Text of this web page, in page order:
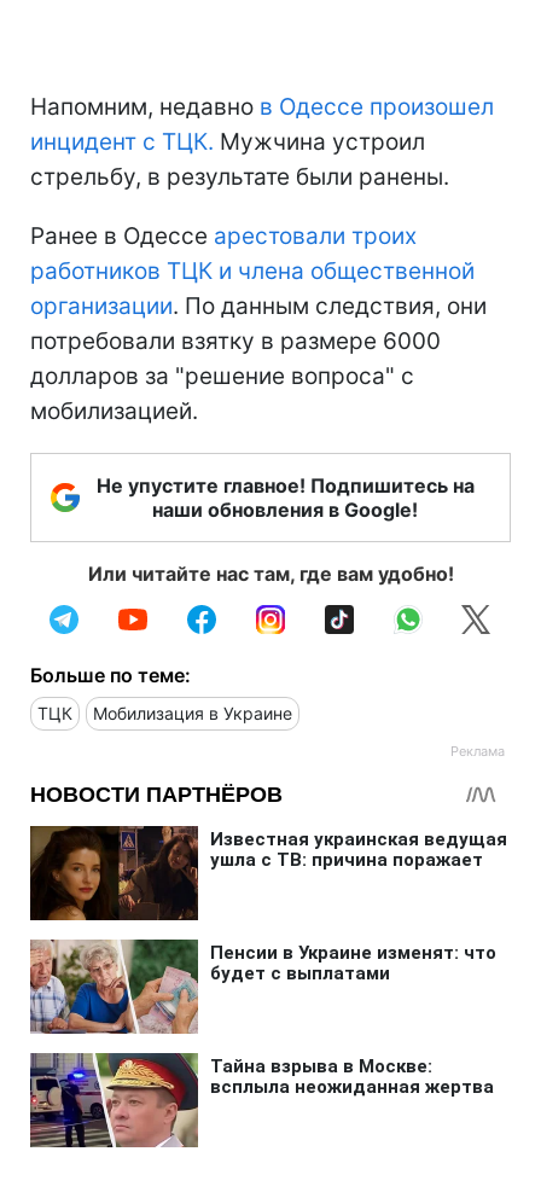
Напомним, недавно в Одессе произошел
инцидент с ТЦК. Мужчина устроил
стрельбу, в результате были ранены.
Ранее в Одессе арестовали троих
работников ТЦК и члена общественной
организации. По данным следствия, они
потребовали взятку в размере 6000
долларов за "решение вопроса" с
мобилизацией.
Не упустите главное! Подпишитесь на
наши обновления в Google!
Или читайте нас там, где вам удобно!
Больше по теме:
ТЦК Мобилизация в Украине